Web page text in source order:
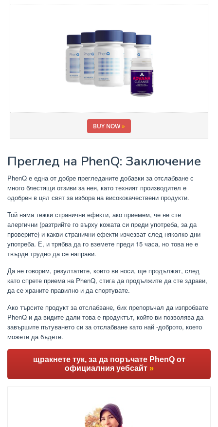
BUY NOW»
Преглед на PhenQ: Заключение
PhenQ е една от добре прегледаните добавки за отслабване с
много блестящи отзиви за нея, като техният производител е
одобрен в цял свят за избора на висококачествени продукти.
Той няма тежки странични ефекти, ако приемем, че не сте
алергични (разтрийте го върху кожата си преди употреба, за да
проверите) и какви странични ефекти изчезват след няколко дни
употреба. Е, и трябва да го вземете преди 15 часа, но това не е
твърде трудно да се направи.
Да не говорим, резултатите, които ви носи, ще продължат, след
като спрете приема на PhenQ, стига да продължите да сте здрави,
да се храните правилно и да спортувате.
Ако търсите продукт за отслабване, бих препоръчал да изпробвате
PhenQ и да видите дали това е продуктът, който ви позволява да
завършите пътуването си за отслабване като най -доброто, което
можете да бъдете.
щракнете тук, за да поръчате PhenQ от
официалния уебсайт »